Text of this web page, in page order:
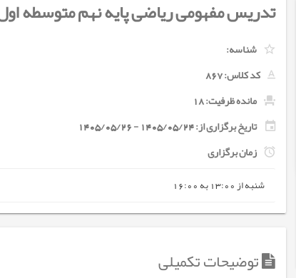
تدریس مفهومی ریاضی پایه نهم متوسطه
شناسه:
کد کلاس:867
مانده ظرفیت: 18
تاریخ برگزاری از: 1405/05/24 - 1405/05/26
زمان برگزاری
شنبه از 13:00 به 16:00
توضیحات تکمیلی